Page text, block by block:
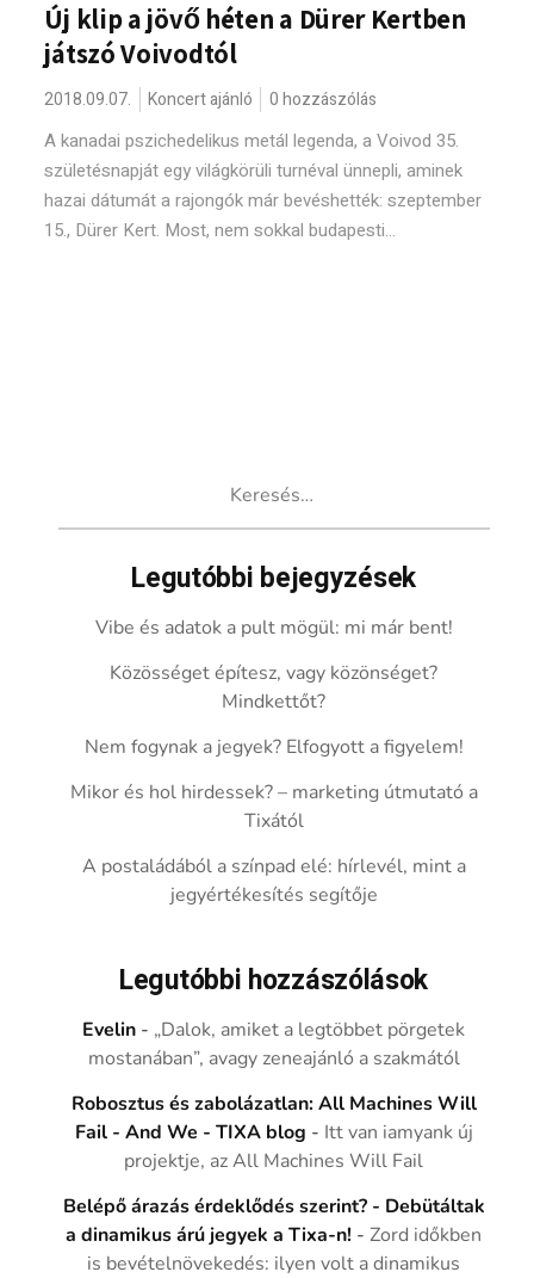
Új klip a jövő héten a Dürer Kertben
játszó Voivodtól
2018.09.07. Koncert ajánló 0 hozzászólás
A kanadai pszichedelikus metál legenda, a Voivod 35.
születésnapját egy világkörüli turnéval ünnepli, aminek
hazai dátumát a rajongók már bevéshették: szeptember
15., Dürer Kert. Most, nem sokkal budapesti...
Legutóbbi bejegyzések
Vibe és adatok a pult mögül: mi már bent!
Közösséget építesz, vagy közönséget?
Mindkettőt?
Nem fogynak a jegyek? Elfogyott a figyelem!
Mikor és hol hirdessek? – marketing útmutató a
Tixától
A postaládából a színpad elé: hírlevél, mint a
jegyértékesítés segítője
Legutóbbi hozzászólások
Evelin - „Dalok, amiket a legtöbbet pörgetek
mostanában”, avagy zeneajánló a szakmától
Robosztus és zabolázatlan: All Machines Will
Fail - And We - TIXA blog - Itt van iamyank új
projektje, az All Machines Will Fail
Belépő árazás érdeklődés szerint? - Debütáltak
a dinamikus árú jegyek a Tixa-n! -Zord időkben
is bevételnövekedés: ilyen volt a dinamikus